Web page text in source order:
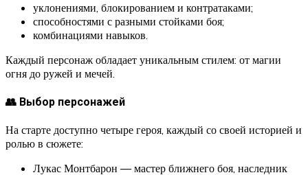
уклонениями, блокированием и контратаками;
способностями с разными стойками боя;
комбинациями навыков.
Каждый персонаж обладает уникальным стилем: от магии
огня до ружей и мечей.
👥 Выбор персонажей
На старте доступно четыре героя, каждый со своей историей и
ролью в сюжете:
Лукас Монтбарон — мастер ближнего боя, наследник